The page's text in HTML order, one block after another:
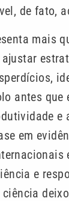
de fato,
mais
antes que
e
em
e